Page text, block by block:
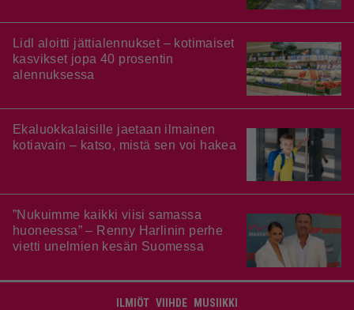
Lidl aloitti jättialennukset – kotimaiset
kasvikset jopa 40 prosentin
alennuksessa
Ekaluokkalaisille jaetaan ilmainen
kotiavain – katso, mistä sen voi hakea
”Nukuimme kaikki viisi samassa
huoneessa” – Renny Harlinin perhe
vietti unelmien kesän Suomessa
ILMIÖT VIIHDE MUSIIKKI